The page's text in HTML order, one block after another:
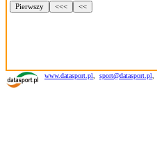
Pierwszy <<< <<
www.datasport.pl sport@datasport.pl